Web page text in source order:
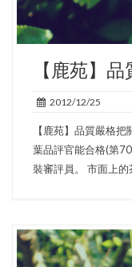
【鹿苑】
2012/12/25
【鹿苑】品質嚴格
葉品評官能合格(第
裝審評員。 市面上